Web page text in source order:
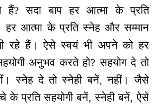
हैं? सदा बाप हर आत्मा के प्रति
हर आत्मा के प्रति स्नेह और सम्मान
रहे हैं। ऐसे स्वयं भी अपने को हर
अनुभव करते हो? सहयोग दे तो
स्नेह दे तो स्नेही बनें, नहीं। जैसे
के प्रति सहयोगी बनें, स्नेही बनें, ऐसे